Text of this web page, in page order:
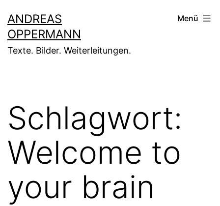
Inhalt
springen
ANDREAS
OPPERMANN
Texte. Bilder. Weiterleitungen.
Menü
Schlagwort:
Welcome to
your brain